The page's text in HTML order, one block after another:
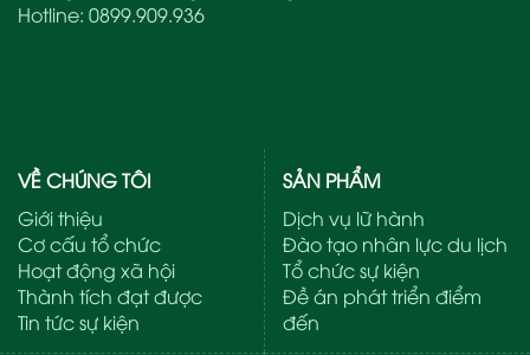
Hotline: 0899.909.936
VỀ CHÚNG TÔI
Giới thiệu
Cơ cấu tổ chức
Hoạt động xã hội
Thành tích đạt được
Tin tức sự kiện
SẢN PHẨM
Dịch vụ lữ hành
Đào tạo nhân lực du lịch
Tổ chức sự kiện
Đề án phát triển điểm
đến